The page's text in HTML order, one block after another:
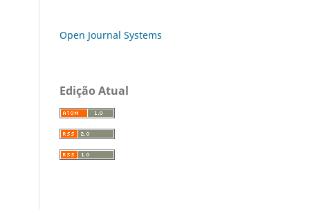
Open Journal Systems
Edição Atual